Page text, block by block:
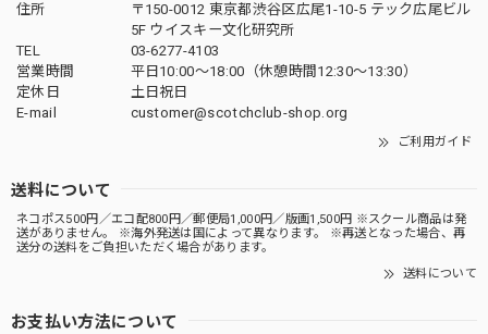
住所
〒150-0012 東京都渋谷区広尾1-10-5 テック広尾ビル
5F ウイスキー文化研究所
TEL
03-6277-4103
営業時間
平日10:00～18:00（休憩時間12:30～13:30）
定休日
土日祝日
E-mail
customer@scotchclub-shop.org
ご利用ガイド
送料について
ネコポス500円／エコ配800円／郵便局1,000円／版画1,500円 ※スクール商品は発
送がありません。 ※海外発送は国によって異なります。 ※再送となった場合、再
送分の送料をご負担いただく場合があります。
送料について
お支払い方法について